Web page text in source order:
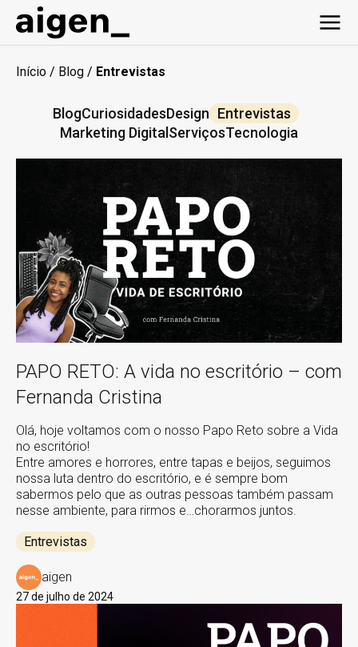
Início / Blog / Entrevistas
BlogCuriosidadesDesign Entrevistas
Marketing Digital ServiçosTecnologia
PAPO RETO: A vida no escritório – com
Fernanda Cristina
Olá, hoje voltamos com o nosso Papo Reto sobre a Vida
no escritório!
Entre amores e horrores, entre tapas e beijos, seguimos
nossa luta dentro do escritório, e é sempre bom
sabermos pelo que as outras pessoas também passam
nesse ambiente, para rirmos e…chorarmos juntos.
Entrevistas
aigen
27 de julho de 2024